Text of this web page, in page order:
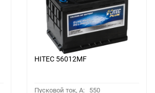
HITEC 56012MF
Пусковой ток, A: 550